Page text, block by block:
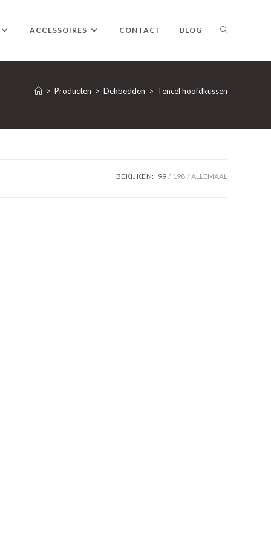
ACCESSOIRES CONTACT BLOG TOGGLE
WEBSITE
> Producten > Dekbedden > Tencel hoofdkussen
BEKIJKEN: 99 198 ALLEMAAL